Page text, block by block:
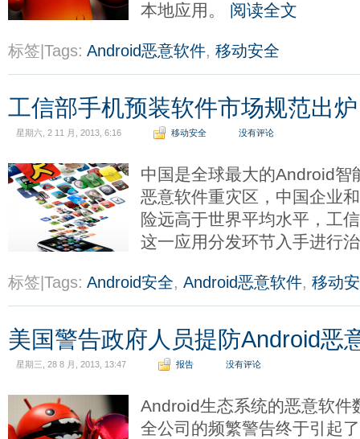
本地应用。 阅读全文
标签|Tags: Android恶意软件, 移动安全
工信部手机预装软件市场规范出炉
星期六, 2 11 月, 2013, 6:16 移动安全 没有评论
中国是全球最大的Android智
恶意软件重灾区，中国企业
险远高于世界平均水平，工
这一应用分发环节入手进行
标签|Tags: Android安全, Android恶意软件, 移动
美国警告政府人员提防Android恶
星期三, 28 8 月, 2013, 13:47 报告 没有评论
Android生态系统的恶意软件
全公司的频繁警告终于引起